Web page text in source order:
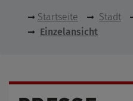
Startseite Stadt
Einzelansicht